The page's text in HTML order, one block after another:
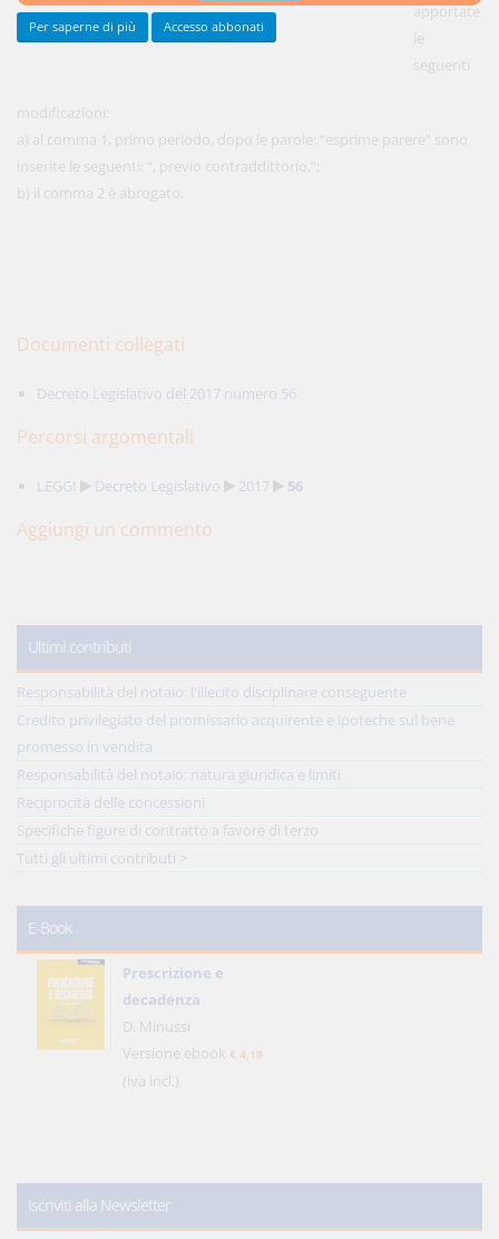
apportate
le
seguenti
modificazioni:
a) al comma 1, primo periodo, dopo le parole: “esprime parere” sono
inserite le seguenti: “, previo contraddittorio,”;
b) il comma 2 è abrogato.
Documenti collegati
Decreto Legislativo del 2017 numero 56
Percorsi argomentali
LEGGI Decreto Legislativo 2017 56
Aggiungi un commento
Ultimi contributi
Responsabilità del notaio: l'illecito disciplinare conseguente
Credito privilegiato del promissario acquirente e ipoteche sul bene
promesso in vendita
Responsabilità del notaio: natura giuridica e limiti
Reciprocità delle concessioni
Specifiche figure di contratto a favore di terzo
Tutti gli ultimi contributi >
E-Book
Prescrizione e
decadenza
D. Minussi
Versione ebook € 4,19
(iva incl.)
Iscriviti alla Newsletter
Per saperne di più Accesso abbonati